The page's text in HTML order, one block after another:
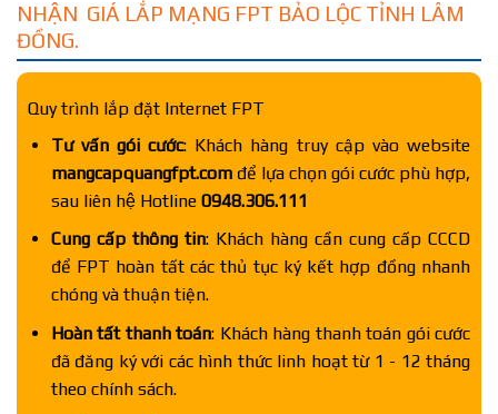
NHẬN GIÁ LẮP MẠNG FPT BẢO LỘC TỈNH LÂM
ĐỒNG.
Quy trình lắp đặt Internet FPT
Tư vấn gói cước: Khách hàng truy cập vào website
mangcapquangfpt.comđể lựa chọn gói cước phù hợp,
sau liên hệ Hotline 0948.306.111
Cung cấp thông tin: Khách hàng cần cung cấp CCCD
để FPT hoàn tất các thủ tục ký kết hợp đồng nhanh
chóng và thuận tiện.
Hoàn tất thanh toán: Khách hàng thanh toán gói cước
đã đăng ký với các hình thức linh hoạt từ 1 - 12 tháng
theo chính sách.